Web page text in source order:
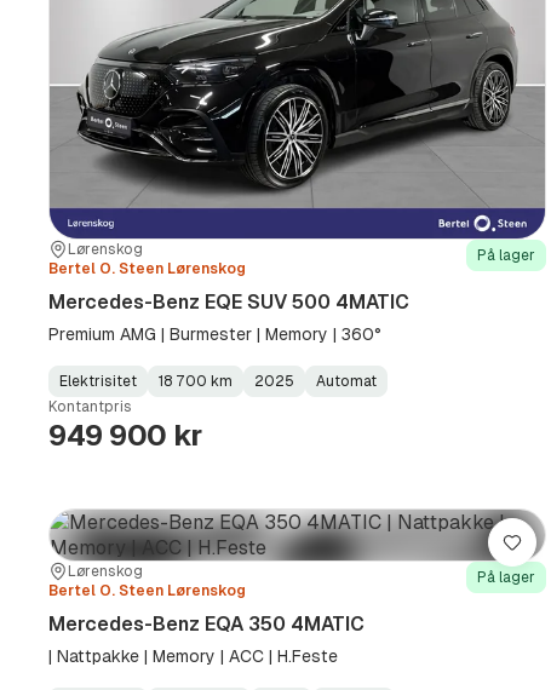
Sted:
Lørenskog
Forhandler:
Bertel O. Steen Lørenskog
På lager
Mercedes-Benz EQE SUV 500 4MATIC
Premium AMG | Burmester | Memory | 360°
Fuel
Type:
Elektrisitet
Kilometerstand :
18 700 km
Model
Year:
2025
Gearbox
Type:
Automat
Kontantpris
949 900 kr
Sted:
Lørenskog
Forhandler:
Bertel O. Steen Lørenskog
På lager
Mercedes-Benz EQA 350 4MATIC
| Nattpakke | Memory | ACC | H.Feste
Lagre